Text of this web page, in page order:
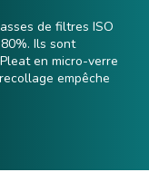
de filtres ISO
80%. Ils sont
en micro-verre
empêche
il est ainsi